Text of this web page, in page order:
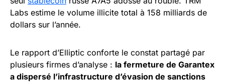
Labs estime le volume illicite total à 158 milliards de
dollars sur l’année.
Le rapport d’Elliptic conforte le constat partagé par
plusieurs firmes d’analyse : la fermeture de Garantex
a dispersé l’infrastructure d’évasion de sanctions